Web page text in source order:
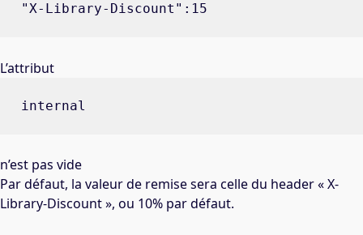
"X-Library-Discount":15
L’attribut
internal
n’est pas vide
Par défaut, la valeur de remise sera celle du header « X-
Library-Discount », ou 10% par défaut.